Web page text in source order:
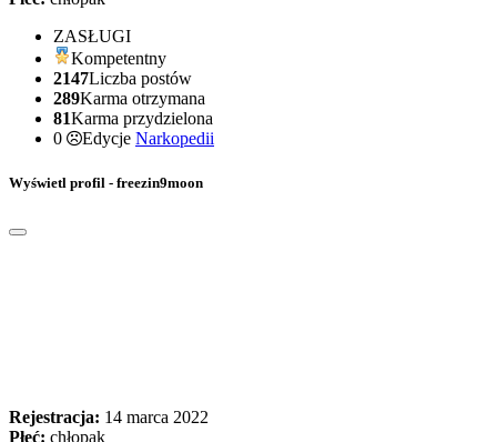
ZASŁUGI
Kompetentny
2147Liczba postów
289Karma otrzymana
81Karma przydzielona
0
Edycje Narkopedii
Wyświetl profil - freezin9moon
Rejestracja: 14 marca 2022
Płeć: chłopak